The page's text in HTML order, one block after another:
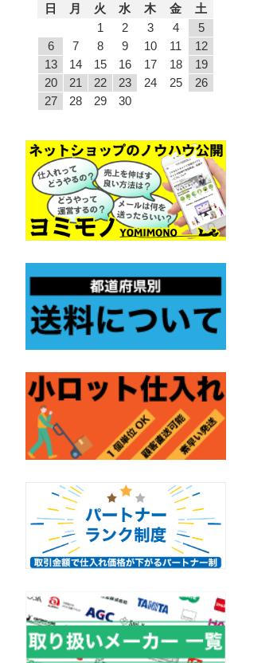
日
月 火 水 木 金
土
1
2 3 4
5
6
7 8 9 10 11
12
13
14 15 16 17 18
19
20
21 22 23 24 25
26
27
28 29 30